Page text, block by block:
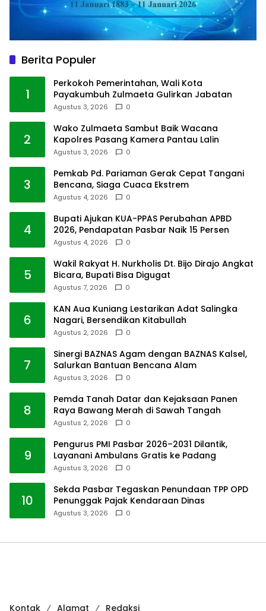
Berita Populer
1
Perkokoh Pemerintahan, Wali Kota
Payakumbuh Zulmaeta Gulirkan Jabatan
Agustus 3, 2026 0
2
Wako Zulmaeta Sambut Baik Wacana
Kapolres Pasang Kamera Pantau Lalin
Agustus 3, 2026 0
3
Pemkab Pd. Pariaman Gerak Cepat Tangani
Bencana, Siaga Cuaca Ekstrem
Agustus 4, 2026 0
4
Bupati Ajukan KUA-PPAS Perubahan APBD
2026, Pendapatan Pasbar Naik 15 Persen
Agustus 4, 2026 0
5
Wakil Rakyat H. Nurkholis Dt. Bijo Dirajo Angkat
Bicara, Bupati Bisa Digugat
Agustus 7, 2026 0
6
KAN Aua Kuniang Lestarikan Adat Salingka
Nagari, Bersendikan Kitabullah
Agustus 2, 2026 0
7
Sinergi BAZNAS Agam dengan BAZNAS Kalsel,
Salurkan Bantuan Bencana Alam
Agustus 3, 2026 0
8
Pemda Tanah Datar dan Kejaksaan Panen
Raya Bawang Merah di Sawah Tangah
Agustus 2, 2026 0
9
Pengurus PMI Pasbar 2026–2031 Dilantik,
Layanani Ambulans Gratis ke Padang
Agustus 3, 2026 0
10
Sekda Pasbar Tegaskan Penundaan TPP OPD
Penunggak Pajak Kendaraan Dinas
Agustus 3, 2026 0
Kontak Alamat Redaksi